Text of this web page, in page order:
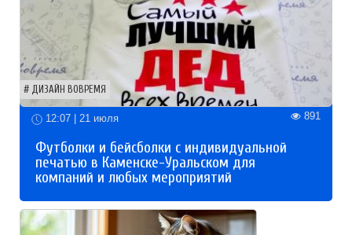
ДИЗАЙН ВОВРЕМЯ
12:07 | 21 июля 891
Футболки и бейсболки с индивидуальной
печатью в Каменске-Уральском для
компаний и любых мероприятий